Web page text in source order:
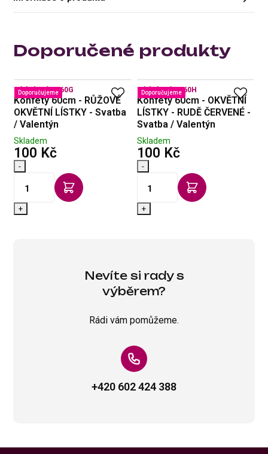
Doporučené produkty
Doporučujeme
Kód zboží:8160G
Konfety 60cm - RŮŽOVÉ
OKVĚTNÍ LÍSTKY - Svatba
/ Valentýn
Skladem
100 Kčs DPH
-
+
Doporučujeme
Kód zboží:8160H
Konfety 60cm - OKVĚTNÍ
LÍSTKY - RUDĚ ČERVENÉ -
Svatba / Valentýn
Skladem
100 Kčs DPH
-
+
Nevíte si rady s
výběrem?
Rádi vám pomůžeme.
+420 602 424 388